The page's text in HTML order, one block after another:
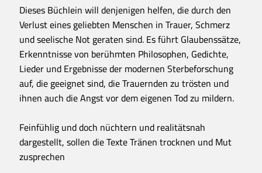
Dieses Büchlein will denjenigen helfen, die durch den
Verlust eines geliebten Menschen in Trauer, Schmerz
und seelische Not geraten sind. Es führt Glaubenssätze,
Erkenntnisse von berühmten Philosophen, Gedichte,
Lieder und Ergebnisse der modernen Sterbeforschung
auf, die geeignet sind, die Trauernden zu trösten und
ihnen auch die Angst vor dem eigenen Tod zu mildern.
Feinfühlig und doch nüchtern und realitätsnah
dargestellt, sollen die Texte Tränen trocknen und Mut
zusprechen